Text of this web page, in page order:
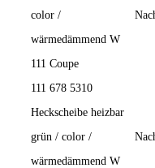
color /
wärmedämmend W
111 Coupe
111 678 5310
Heckscheibe heizbar
grün / color /
wärmedämmend W